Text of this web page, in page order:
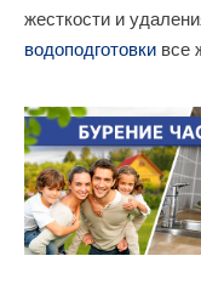
жесткости и
водоподготовки все